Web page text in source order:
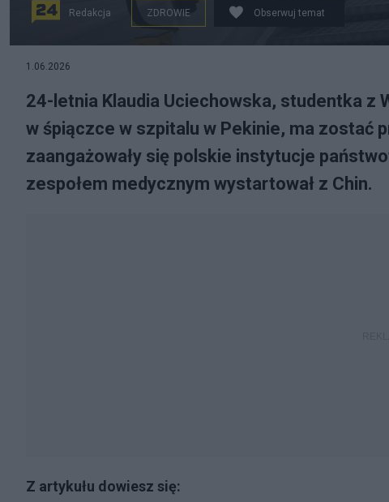
Redakcja ZDROWIE Obserwuj temat
1.06.2026
24-letnia Klaudia Uciechowska, studentka z
w śpiączce w szpitalu w Pekinie, ma zostać
zaangażowały się polskie instytucje
zespołem medycznym wystartował z Chin.
Z artykułu dowiesz się: